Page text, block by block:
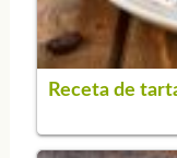
Receta de